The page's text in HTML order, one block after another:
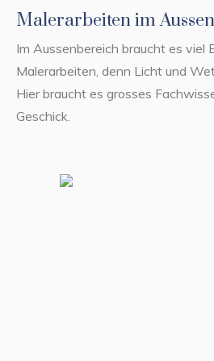
Malerarbeiten im
Im Aussenbereich braucht es viel
Malerarbeiten, denn Licht und
Hier braucht es grosses
Geschick.